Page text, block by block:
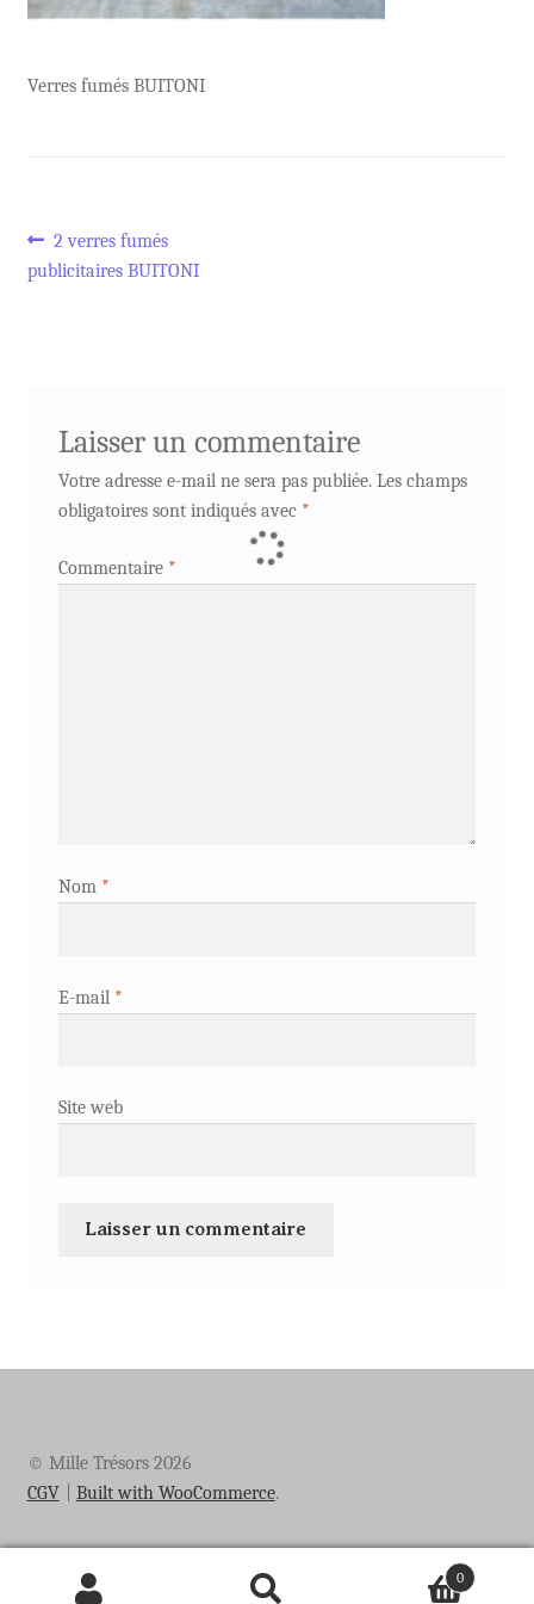
Verres fumés BUITONI
Navigation
de
Article
précédent :
2 verres fumés
publicitaires BUITONI
Laisser un commentaire
Votre adresse e-mail ne sera pas publiée. Les champs
obligatoires sont indiqués avec *
Commentaire *
Nom *
E-mail *
Site web
© Mille Trésors 2026
CGV
Built with WooCommerce.
0